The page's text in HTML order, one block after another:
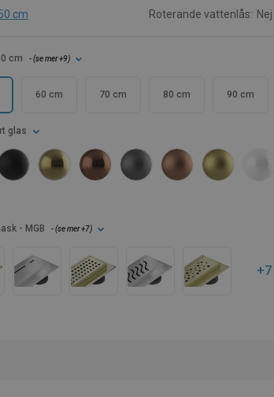
cm Roterande vattenlås: Nej
cm - (se mer+9)
60 cm 70 cm 80 cm 90 cm
glas
- MGB - (se mer+7)
+7